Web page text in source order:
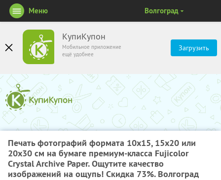
КупиКупон
Мобильное приложение
ещё удобнее
Загрузить
Меню Волгоград
Печать фотографий формата 10х15, 15х20 или
20х30 см на бумаге премиум-класса Fujicolor
Crystal Archive Paper. Ощутите качество
изображений на ощупь! Скидка 73%. Волгоград